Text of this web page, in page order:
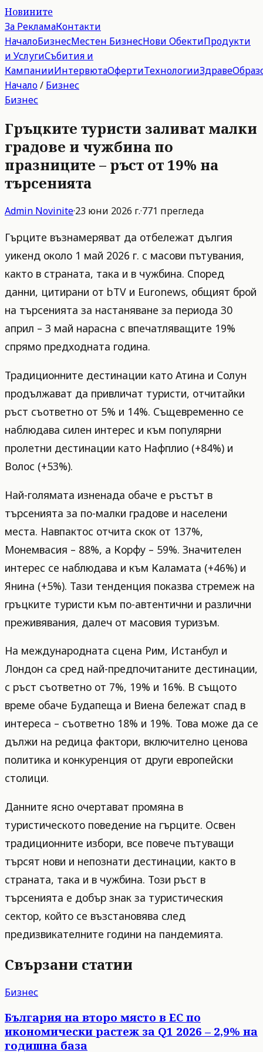
Новините
За РекламаКонтакти
НачалоБизнесМестен БизнесНови ОбектиПродукти
и УслугиСъбития и
КампанииИнтервютаОфертиТехнологииЗдраве
Начало/ Бизнес
Бизнес
Гръцките туристи заливат малки
градове и чужбина по
празниците – ръст от 19% на
търсенията
Admin Novinite·23 юни 2026 г.·771 прегледа
Гърците възнамеряват да отбележат дългия
уикенд около 1 май 2026 г. с масови пътувания,
както в страната, така и в чужбина. Според
данни, цитирани от bTV и Euronews, общият брой
на търсенията за настаняване за периода 30
април – 3 май нарасна с впечатляващите 19%
спрямо предходната година.
Традиционните дестинации като Атина и Солун
продължават да привличат туристи, отчитайки
ръст съответно от 5% и 14%. Същевременно се
наблюдава силен интерес и към популярни
пролетни дестинации като Нафплио (+84%) и
Волос (+53%).
Най-голямата изненада обаче е ръстът в
търсенията за по-малки градове и населени
места. Навпактос отчита скок от 137%,
Монемвасия – 88%, а Корфу – 59%. Значителен
интерес се наблюдава и към Каламата (+46%) и
Янина (+5%). Тази тенденция показва стремеж на
гръцките туристи към по-автентични и различни
преживявания, далеч от масовия туризъм.
На международната сцена Рим, Истанбул и
Лондон са сред най-предпочитаните дестинации,
с ръст съответно от 7%, 19% и 16%. В същото
време обаче Будапеща и Виена бележат спад в
интереса – съответно 18% и 19%. Това може да се
дължи на редица фактори, включително ценова
политика и конкуренция от други европейски
столици.
Данните ясно очертават промяна в
туристическото поведение на гърците. Освен
традиционните избори, все повече пътуващи
търсят нови и непознати дестинации, както в
страната, така и в чужбина. Този ръст в
търсенията е добър знак за туристическия
сектор, който се възстановява след
предизвикателните години на пандемията.
Свързани статии
Бизнес
България на второ място в ЕС по
икономически растеж за Q1 2026 – 2,9% на
годишна база